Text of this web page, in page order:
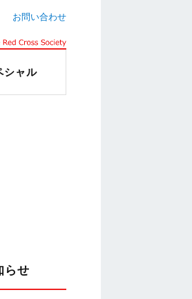
お問い合わせ
シャル
らせ